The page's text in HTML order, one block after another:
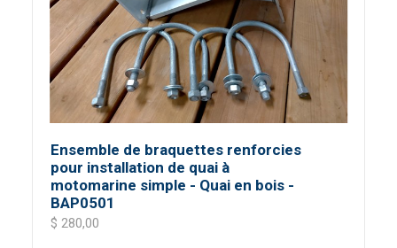
Ensemble de braquettes renforcies
pour installation de quai à
motomarine simple - Quai en bois -
BAP0501
$ 280,00